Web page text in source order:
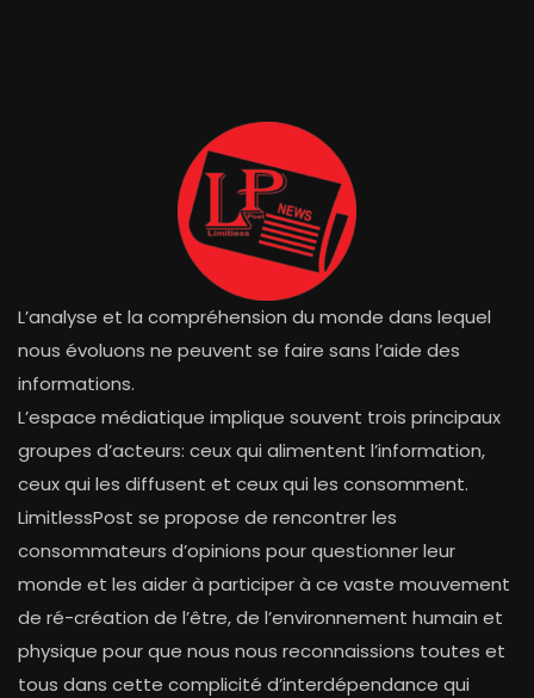
L’analyse et la compréhension du monde dans lequel
nous évoluons ne peuvent se faire sans l’aide des
informations.
L’espace médiatique implique souvent trois principaux
groupes d’acteurs: ceux qui alimentent l’information,
ceux qui les diffusent et ceux qui les consomment.
LimitlessPost se propose de rencontrer les
consommateurs d’opinions pour questionner leur
monde et les aider à participer à ce vaste mouvement
de ré-création de l’être, de l’environnement humain et
physique pour que nous nous reconnaissions toutes et
tous dans cette complicité d’interdépendance qui